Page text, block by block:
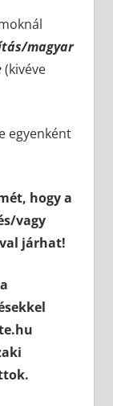
magyar
(kivéve
egyenként
hogy a
vagy
járhat!